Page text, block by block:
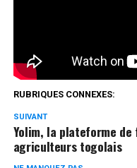
RUBRIQUES CONNEXES:
SUIVANT
Yolim, la plateforme
agriculteurs togolais